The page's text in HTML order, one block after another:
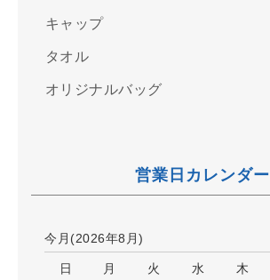
キャップ
タオル
オリジナルバッグ
営業日カレンダー
今月(2026年8月)
日 月 火 水 木